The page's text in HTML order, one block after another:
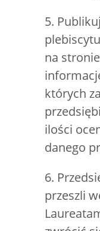
5.
na
których
ilości
danego
6.
przeszli